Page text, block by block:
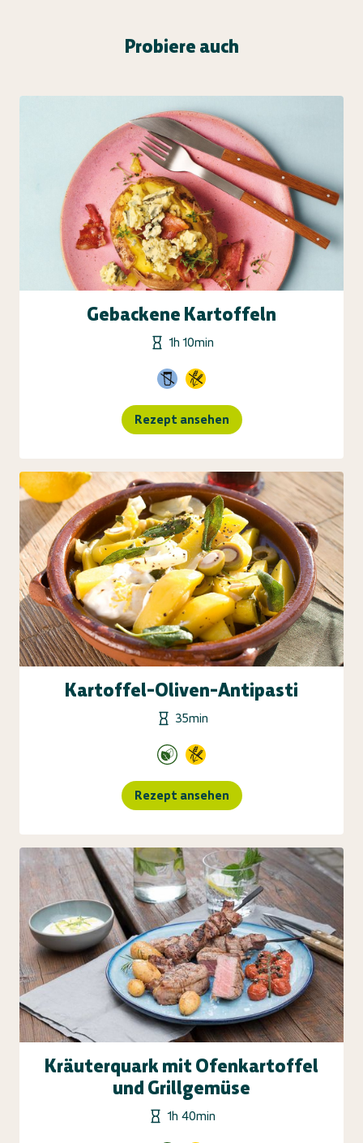
Probiere auch
Gebackene Kartoffeln
1h 10min
Rezept ansehen
Kartoffel-Oliven-Antipasti
35min
Rezept ansehen
Kräuterquark mit Ofenkartoffel
und Grillgemüse
1h 40min